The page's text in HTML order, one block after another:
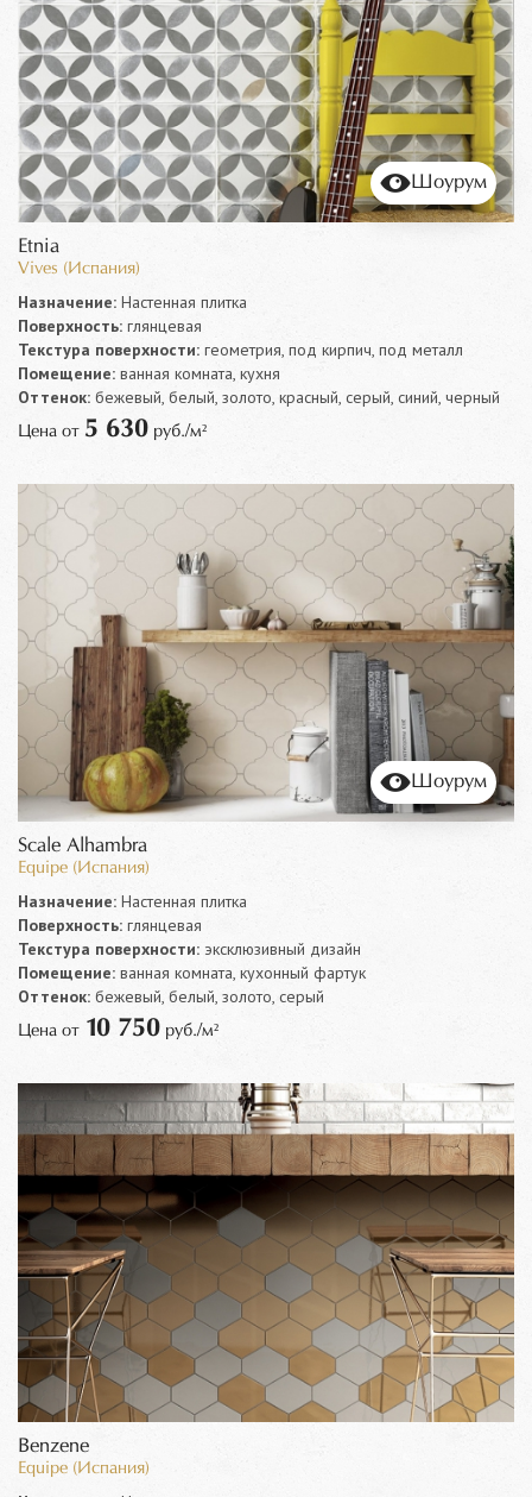
Шоурум
Etnia
Vives (Испания)
Назначение: Настенная плитка
Поверхность: глянцевая
Текстура поверхности: геометрия, под кирпич, под металл
Помещение: ванная комната, кухня
Оттенок: бежевый, белый, золото, красный, серый, синий, черный
Цена от 5 630 руб./м²
Шоурум
Scale Alhambra
Equipe (Испания)
Назначение: Настенная плитка
Поверхность: глянцевая
Текстура поверхности: эксклюзивный дизайн
Помещение: ванная комната, кухонный фартук
Оттенок: бежевый, белый, золото, серый
Цена от 10 750 руб./м²
Benzene
Equipe (Испания)